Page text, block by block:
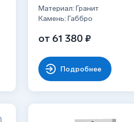
Материал: Гранит
Камень: Габбро
от 61 380 ₽
Подробнее